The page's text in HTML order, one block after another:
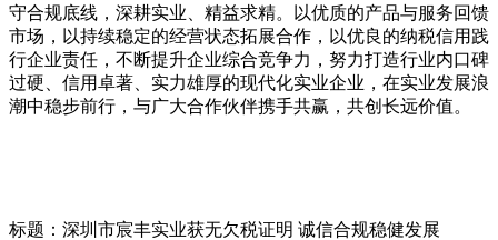
守合规底线，深耕实业、精益求精。以优质的产品与服务回馈
市场，以持续稳定的经营状态拓展合作，以优良的纳税信用践
行企业责任，不断提升企业综合竞争力，努力打造行业内口碑
过硬、信用卓著、实力雄厚的现代化实业企业，在实业发展浪
潮中稳步前行，与广大合作伙伴携手共赢，共创长远价值。
标题：深圳市宸丰实业获无欠税证明 诚信合规稳健发展